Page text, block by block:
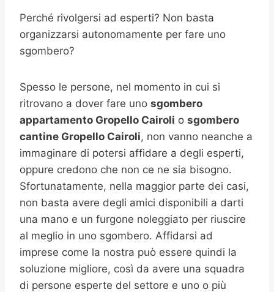
Perché rivolgersi ad esperti? Non basta
organizzarsi autonomamente per fare uno
sgombero?
Spesso le persone, nel momento in cui si
ritrovano a dover fare uno sgombero
appartamento Gropello Cairoli o sgombero
cantine Gropello Cairoli, non vanno neanche a
immaginare di potersi affidare a degli esperti,
oppure credono che non ce ne sia bisogno.
Sfortunatamente, nella maggior parte dei casi,
non basta avere degli amici disponibili a darti
una mano e un furgone noleggiato per riuscire
al meglio in uno sgombero. Affidarsi ad
imprese come la nostra può essere quindi la
soluzione migliore, così da avere una squadra
di persone esperte del settore e uno o più